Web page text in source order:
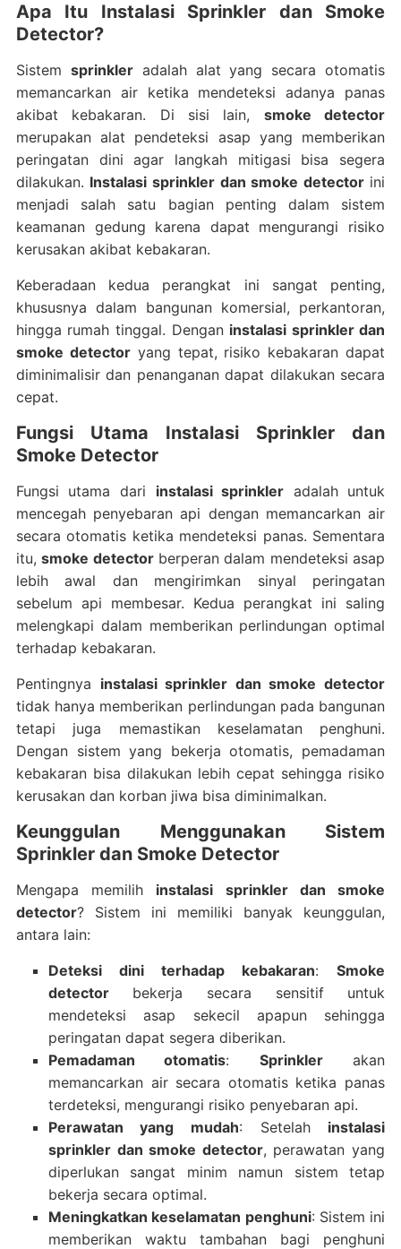
Apa Itu Instalasi Sprinkler dan Smoke
Detector?
Sistem sprinkleradalah alat yang secara otomatis
memancarkan air ketika mendeteksi adanya panas
akibat kebakaran. Di sisi lain, smoke detector
merupakan alat pendeteksi asap yang memberikan
peringatan dini agar langkah mitigasi bisa segera
dilakukan. Instalasi sprinkler dan smoke detectorini
menjadi salah satu bagian penting dalam sistem
keamanan gedung karena dapat mengurangi risiko
kerusakan akibat kebakaran.
Keberadaan kedua perangkat ini sangat penting,
khususnya dalam bangunan komersial, perkantoran,
hingga rumah tinggal. Dengan instalasi sprinkler dan
smoke detectoryang tepat, risiko kebakaran dapat
diminimalisir dan penanganan dapat dilakukan secara
cepat.
Fungsi Utama Instalasi Sprinkler dan
Smoke Detector
Fungsi utama dari instalasi sprinkler adalah untuk
mencegah penyebaran api dengan memancarkan air
secara otomatis ketika mendeteksi panas. Sementara
itu,smoke detectorberperan dalam mendeteksi asap
lebih awal dan mengirimkan sinyal peringatan
sebelum api membesar. Kedua perangkat ini saling
melengkapi dalam memberikan perlindungan optimal
terhadap kebakaran.
Pentingnya instalasi sprinkler dan smoke detector
tidak hanya memberikan perlindungan pada bangunan
tetapi juga memastikan keselamatan penghuni.
Dengan sistem yang bekerja otomatis, pemadaman
kebakaran bisa dilakukan lebih cepat sehingga risiko
kerusakan dan korban jiwa bisa diminimalkan.
Keunggulan Menggunakan Sistem
Sprinkler dan Smoke Detector
Mengapa memilih instalasi sprinkler dan smoke
detector? Sistem ini memiliki banyak keunggulan,
antara lain:
Deteksi dini terhadap kebakaran:Smoke
detectorbekerja secara sensitif untuk
mendeteksi asap sekecil apapun sehingga
peringatan dapat segera diberikan.
Pemadaman otomatis: Sprinklerakan
memancarkan air secara otomatis ketika panas
terdeteksi, mengurangi risiko penyebaran api.
Perawatan yang mudah: Setelah instalasi
sprinkler dan smoke detector, perawatan yang
diperlukan sangat minim namun sistem tetap
bekerja secara optimal.
Meningkatkan keselamatan penghuni: Sistem ini
memberikan waktu tambahan bagi penghuni